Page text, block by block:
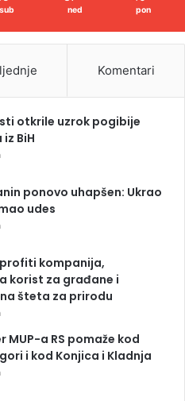
sub ned pon
Komentari
otkrile uzrok pogibije
BiH
ponovo uhapšen: Ukrao
udes
kompanija,
korist za građane i
šteta za prirodu
MUP-a RS pomaže kod
i kod Konjica i Kladnja